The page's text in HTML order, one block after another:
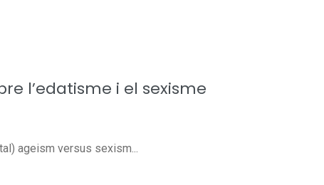
l’edatisme i el sexisme
ageism versus sexism...